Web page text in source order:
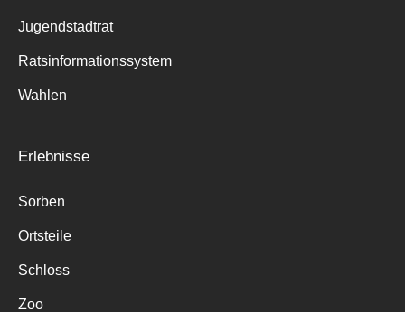
Jugendstadtrat
Ratsinformationssystem
Wahlen
Erlebnisse
Sorben
Ortsteile
Schloss
Zoo